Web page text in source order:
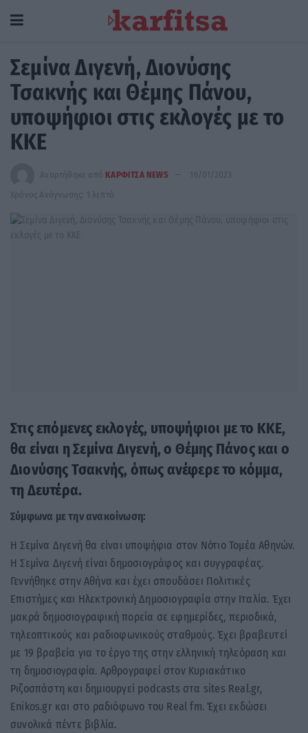
Σεμίνα Διγενή, Διονύσης
Τσακνής και Θέμης Πάνου,
υποψήφιοι στις εκλογές με το
ΚΚΕ
Αναρτήθηκε από ΚΑΡΦΙΤΣΑ NEWS
16/01/2023
Χρόνος Ανάγνωσης: 1 λεπτό
Στις επόμενες εκλογές, υποψήφιοι με το ΚΚΕ,
θα είναι η Σεμίνα Διγενή, ο Θέμης Πάνος και ο
Διονύσης Τσακνής, όπως ανέφερε το κόμμα,
τη Δευτέρα.
Σύμφωνα με την ανακοίνωση:
Η Σεμίνα Διγενή θα είναι υποψήφια στον Νότιο Τομέα Αθηνών.
Η Σεμίνα Διγενή είναι δημοσιογράφος και συγγραφέας.
Γεννήθηκε στην Αθήνα και έχει σπουδάσει Πολιτικές
Επιστήμες και Ηλεκτρονική Δημοσιογραφία στην Ιταλία. Έχει
μακρά δημοσιογραφική πορεία σε εφημερίδες, περιοδικά,
τηλεοπτικούς και ραδιοφωνικούς σταθμούς. Έχει βραβευτεί
με 19 βραβεία για το έργο της στην ελληνική τηλεόραση και
τη δημοσιογραφία. Αρθρογραφεί στον Κυριακάτικο
Ριζοσπάστη και δημιουργεί podcasts στα sites Real.gr,
Enikos.gr και στο ραδιόφωνο του Real fm. Έχει εκδώσει
συνολικά πέντε βιβλία.